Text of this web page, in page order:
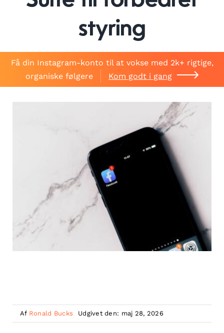
Andre
styring
Få din Instagram-konto til at vokse med 2k+ rigtige,
organiske følgere
Kom godt i gang
Af Ronald Bucks Udgivet den: maj 28, 2026